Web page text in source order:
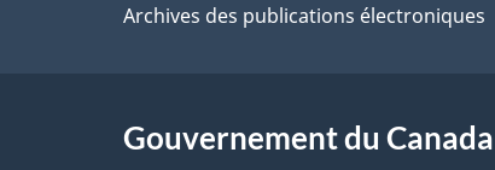
e
e
Archives des publications électroniques
Gouvernement du Canada